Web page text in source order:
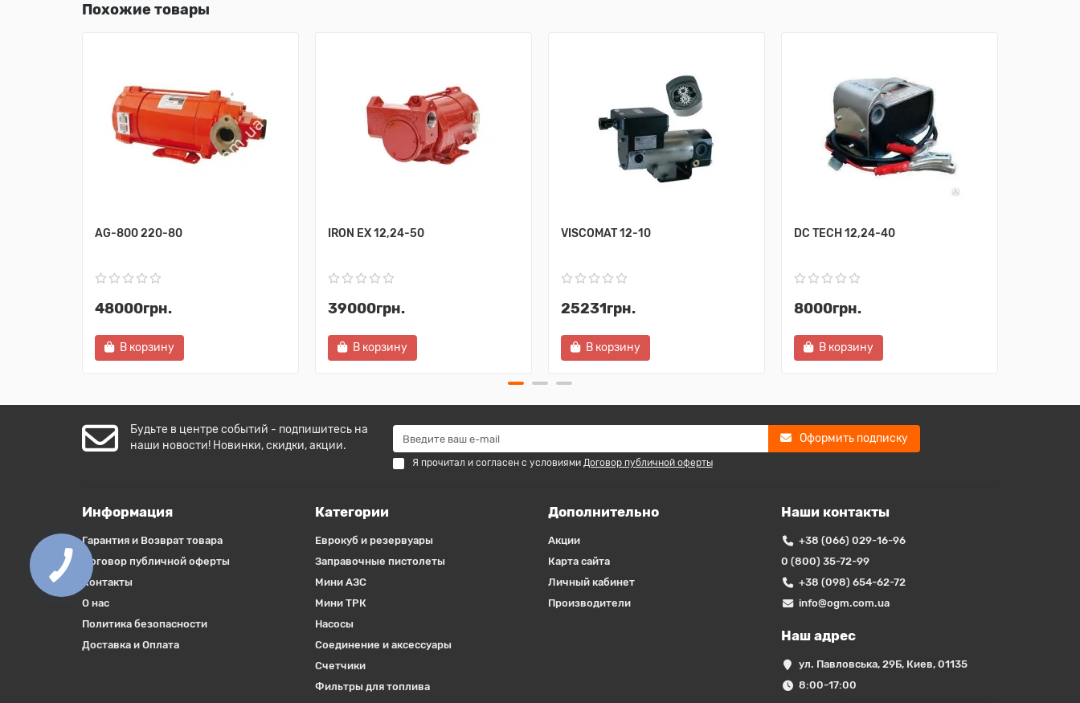
Похожие товары
AG-800 220-80
48000грн.
В корзину
IRON EX 12,24-50
39000грн.
В корзину
VISCOMAT 12-10
25231грн.
В корзину
DC TECH 12,24-40
8000грн.
В корзину
Будьте в центре событий - подпишитесь на
наши новости! Новинки, скидки, акции.
Оформить подписку
Я прочитал и согласен с условиями Договор публичной оферты
Информация
Гарантия и Возврат товара
Договор публичной оферты
Контакты
О нас
Политика безопасности
Доставка и Оплата
Категории
Еврокуб и резервуары
Заправочные пистолеты
Мини АЗС
Мини ТРК
Насосы
Соединение и аксессуары
Счетчики
Фильтры для топлива
Дополнительно
Акции
Карта сайта
Личный кабинет
Производители
Наши контакты
+38 (066) 029-16-96
0 (800) 35-72-99
+38 (098) 654-62-72
info@ogm.com.ua
Наш адрес
ул. Павловська, 29Б, Киев, 01135
8:00-17:00